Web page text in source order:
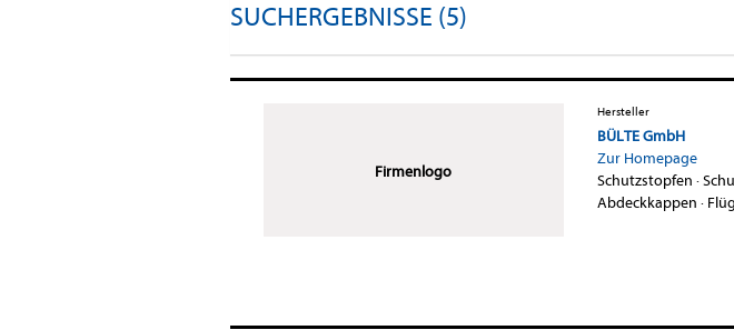
SUCHERGEBNISSE (5)
Firmenlogo
Hersteller
BÜLTE GmbH
Zur Homepage
Schutzstopfen ·
Abdeckkappen ·